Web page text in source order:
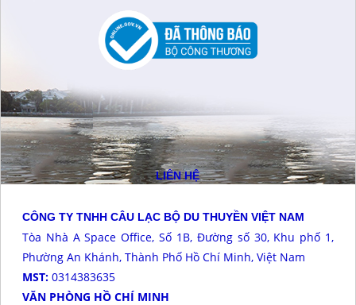
LIÊN HỆ
CÔNG TY TNHH CÂU LẠC BỘ DU THUYỀN VIỆT NAM
Tòa Nhà A Space Office, Số 1B, Đường số 30, Khu phố 1,
Phường An Khánh, Thành Phố Hồ Chí Minh, Việt Nam
MST: 0314383635
VĂN PHÒNG HỒ CHÍ MINH